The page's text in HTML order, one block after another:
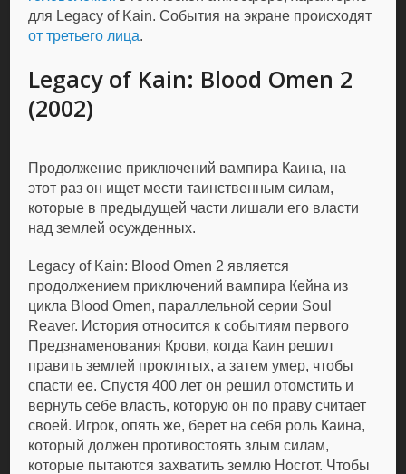
для Legacy of Kain. События на экране происходят
от третьего лица.
Legacy of Kain: Blood Omen 2
(2002)
Продолжение приключений вампира Каина, на
этот раз он ищет мести таинственным силам,
которые в предыдущей части лишали его власти
над землей осужденных.
Legacy of Kain: Blood Omen 2 является
продолжением приключений вампира Кейна из
цикла Blood Omen, параллельной серии Soul
Reaver. История относится к событиям первого
Предзнаменования Крови, когда Каин решил
править землей проклятых, а затем умер, чтобы
спасти ее. Спустя 400 лет он решил отомстить и
вернуть себе власть, которую он по праву считает
своей. Игрок, опять же, берет на себя роль Каина,
который должен противостоять злым силам,
которые пытаются захватить землю Носгот. Чтобы